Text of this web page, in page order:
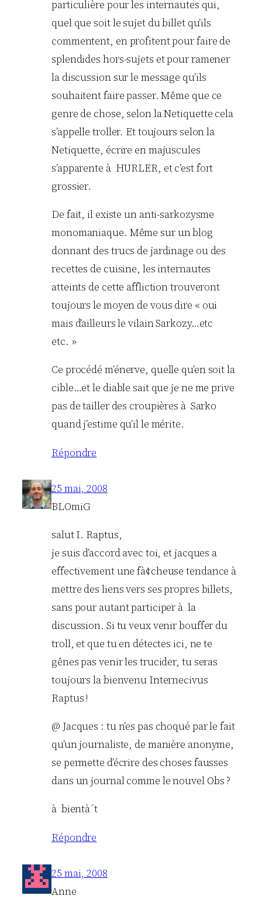
particulière pour les internautes qui,
quel que soit le sujet du billet qu’ils
commentent, en profitent pour faire de
splendides hors-sujets et pour ramener
la discussion sur le message qu’ils
souhaitent faire passer. Même que ce
genre de chose, selon la Netiquette cela
s’appelle troller. Et toujours selon la
Netiquette, écrire en majuscules
s’apparente à HURLER, et c’est fort
grossier.
De fait, il existe un anti-sarkozysme
monomaniaque. Même sur un blog
donnant des trucs de jardinage ou des
recettes de cuisine, les internautes
atteints de cette affliction trouveront
toujours le moyen de vous dire « oui
mais d’ailleurs le vilain Sarkozy…etc
etc. »
Ce procédé m’énerve, quelle qu’en soit la
cible…et le diable sait que je ne me prive
pas de tailler des croupières à Sarko
quand j’estime qu’il le mérite.
Répondre
25 mai, 2008
BLOmiG
salut I. Raptus,
je suis d’accord avec toi, et jacques a
effectivement une fà¢cheuse tendance à
mettre des liens vers ses propres billets,
sans pour autant participer à la
discussion. Si tu veux venir bouffer du
troll, et que tu en détectes ici, ne te
gênes pas venir les trucider, tu seras
toujours la bienvenu Internecivus
Raptus !
@ Jacques : tu n’es pas choqué par le fait
qu’un journaliste, de manière anonyme,
se permette d’écrire des choses fausses
dans un journal comme le nouvel Obs ?
à bientà´t
Répondre
25 mai, 2008
Anne